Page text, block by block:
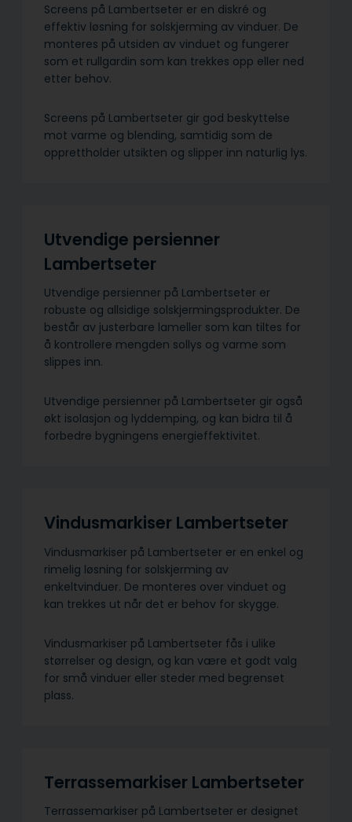
Screens på Lambertseter er en diskré og
effektiv løsning for solskjerming av vinduer. De
monteres på utsiden av vinduet og fungerer
som et rullgardin som kan trekkes opp eller ned
etter behov.
Screens på Lambertseter gir god beskyttelse
mot varme og blending, samtidig som de
opprettholder utsikten og slipper inn naturlig lys.
Utvendige persienner
Lambertseter
Utvendige persienner på Lambertseter er
robuste og allsidige solskjermings­produkter. De
består av justerbare lameller som kan tiltes for
å kontrollere mengden sollys og varme som
slippes inn.
Utvendige persienner på Lambertseter gir også
økt isolasjon og lyddemping, og kan bidra til å
forbedre bygningens energieffektivitet.
Vindusmarkiser Lambertseter
Vindusmarkiser på Lambertseter er en enkel og
rimelig løsning for solskjerming av
enkeltvinduer. De monteres over vinduet og
kan trekkes ut når det er behov for skygge.
Vindusmarkiser på Lambertseter fås i ulike
størrelser og design, og kan være et godt valg
for små vinduer eller steder med begrenset
plass.
Terrassemarkiser Lambertseter
Terrassemarkiser på Lambertseter er designet